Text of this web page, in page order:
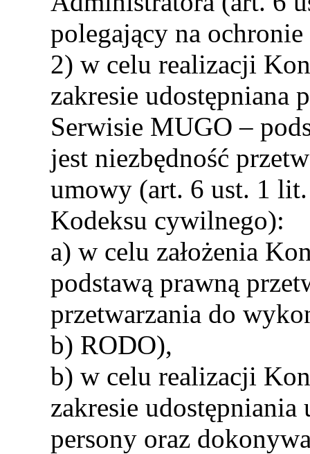
polegający na
2) w celu realizacji
zakresie udostępniana
Serwisie MUGO –
jest niezbędność
umowy (art. 6 ust. 1
Kodeksu cywilnego):
a) w celu założenia
podstawą prawną
przetwarzania do
b) RODO),
b) w celu realizacji
zakresie
persony oraz